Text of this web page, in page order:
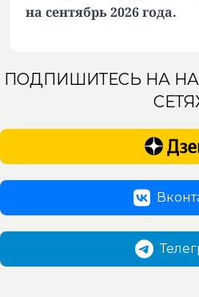
на сентябрь 2026 года.
ПОДПИШИТЕСЬ НА